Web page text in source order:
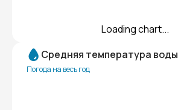
Loading chart...
Средняя температура воды
Погода на весь год